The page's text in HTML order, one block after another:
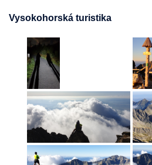
Vysokohorská turistika